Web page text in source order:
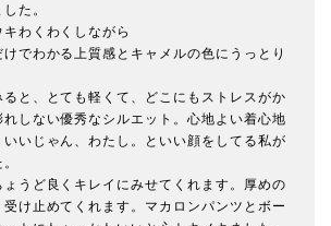
た。
わくわくしながら
でわかる上質感とキャメルの色にうっとり
と、とても軽くて、どこにもストレスがか
しない優秀なシルエット。心地よい着心地
いじゃん、わたし。といい顔をしてる私が
うど良くキレイにみせてくれます。厚めの
け止めてくれます。マカロンパンツとボー